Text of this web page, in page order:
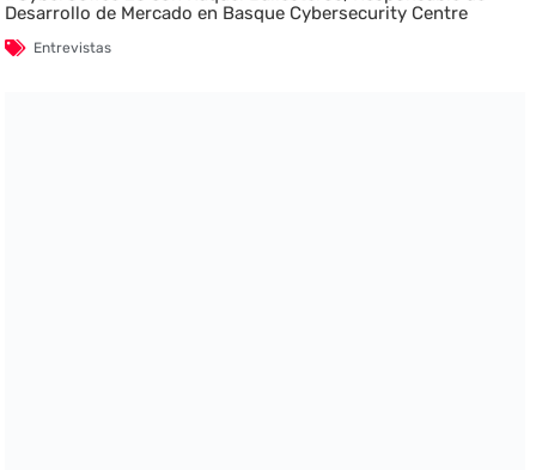
Desarrollo de Mercado en Basque Cybersecurity Centre
Entrevistas